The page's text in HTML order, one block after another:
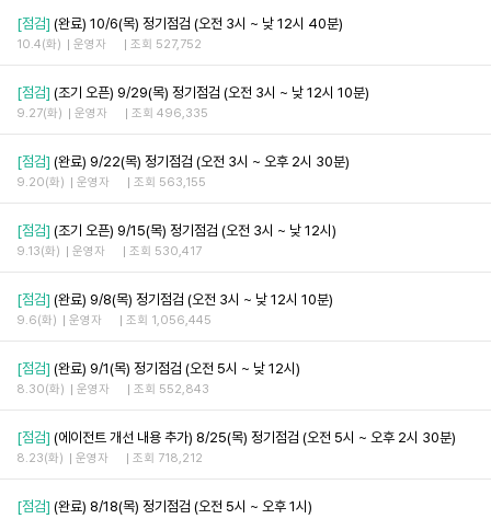
[점검] (완료) 10/6(목) 정기점검 (오전 3시 ~ 낮 12시 40분)
10.4(화) 운영자 조회 527,752
[점검] (조기 오픈) 9/29(목) 정기점검 (오전 3시 ~ 낮 12시 10분)
9.27(화) 운영자 조회 496,335
[점검] (완료) 9/22(목) 정기점검 (오전 3시 ~ 오후 2시 30분)
9.20(화) 운영자 조회 563,155
[점검] (조기 오픈) 9/15(목) 정기점검 (오전 3시 ~ 낮 12시)
9.13(화) 운영자 조회 530,417
[점검] (완료) 9/8(목) 정기점검 (오전 3시 ~ 낮 12시 10분)
9.6(화) 운영자 조회 1,056,445
[점검] (완료) 9/1(목) 정기점검 (오전 5시 ~ 낮 12시)
8.30(화) 운영자 조회 552,843
[점검] (에이전트 개선 내용 추가) 8/25(목) 정기점검 (오전 5시 ~ 오후 2시 30분)
8.23(화) 운영자 조회 718,212
[점검] (완료) 8/18(목) 정기점검 (오전 5시 ~ 오후 1시)